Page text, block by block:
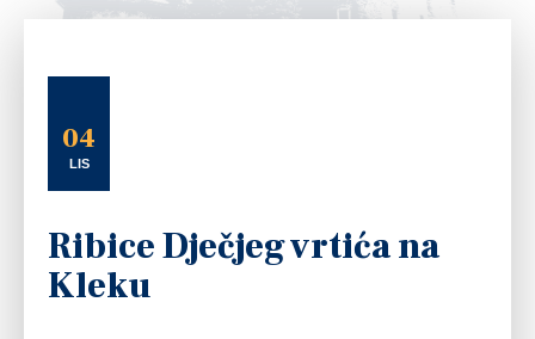
04
LIS
Ribice Dječjeg vrtića na
Kleku